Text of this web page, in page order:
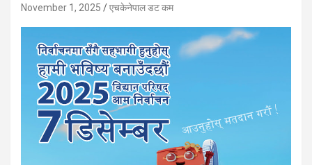
November 1, 2025 एचकेनेपाल डट कम